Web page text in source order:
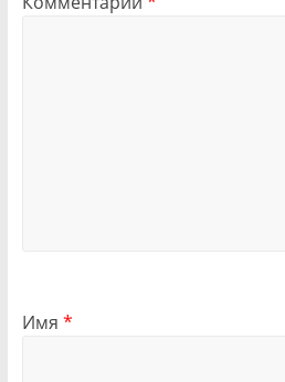
Имя *